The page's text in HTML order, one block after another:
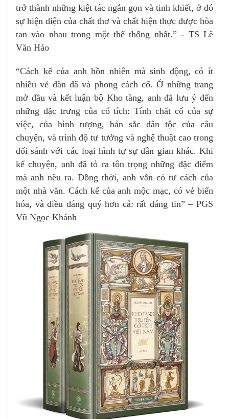
trở thành những kiệt tác ngắn gọn và tinh khiết, ở đó
sự hiện diện của chất thơ và chất hiện thực được hòa
tan vào nhau trong một thể thống nhất.” - TS Lê
Văn Hảo
“Cách kể của anh hồn nhiên mà sinh động, có ít
nhiều vẻ dân dã và phong cách cổ. Ở những trang
mở đầu và kết luận bộ Kho tàng, anh đã lưu ý đến
những đặc trưng của cổ tích: Tính chất cổ của sự
việc, của hình tượng, bản sắc dân tộc của câu
chuyện, và trình độ tư tưởng và nghệ thuật cao trong
đối sánh với các loại hình tự sự dân gian khác. Khi
kể chuyện, anh đã tỏ ra tôn trọng những đặc điểm
mà anh nêu ra. Đồng thời, anh vẫn có tư cách của
một nhà văn. Cách kể của anh mộc mạc, có vẻ biến
hóa, và điều đáng quý hơn cả: rất đáng tin” – PGS
Vũ Ngọc Khánh